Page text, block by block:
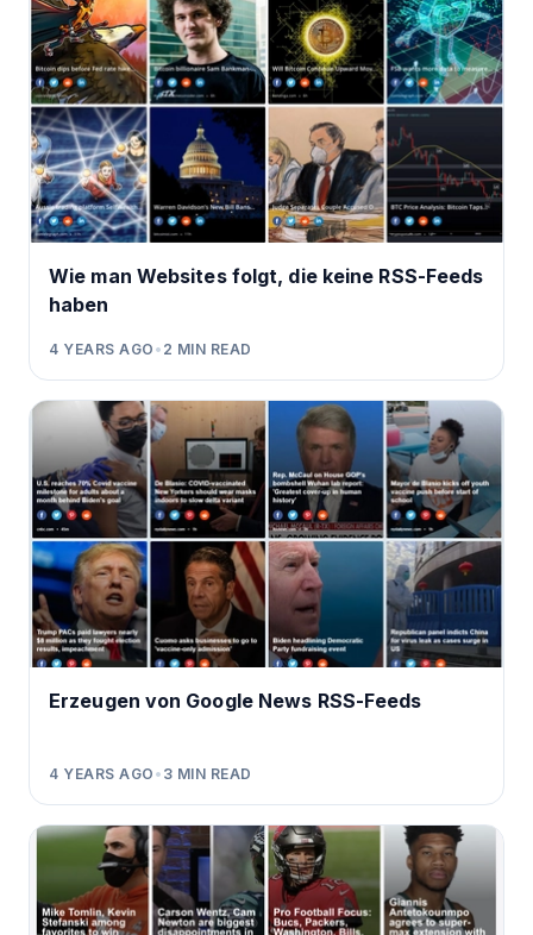
Wie man Websites folgt, die keine RSS-Feeds
haben
4 YEARS AGO • 2 MIN READ
Erzeugen von Google News RSS-Feeds
4 YEARS AGO • 3 MIN READ